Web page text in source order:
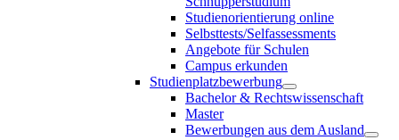
Studienorientierung online
Selbsttests/Selfassessments
Angebote für Schulen
Campus erkunden
Studienplatzbewerbung
Bachelor & Rechtswissenschaft
Master
Bewerbungen aus dem Ausland